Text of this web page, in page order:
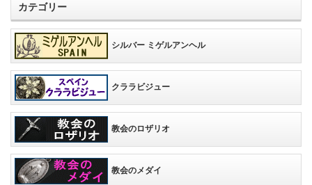
カテゴリー
シルバー ミゲルアンヘル
クララビジュー
教会のロザリオ
教会のメダイ